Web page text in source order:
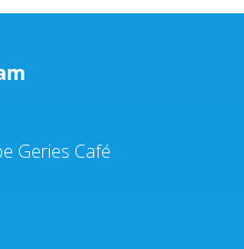
Geries Café